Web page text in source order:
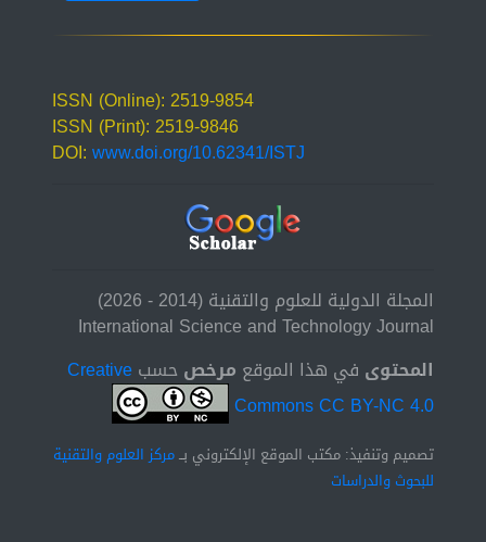
ISSN (Online): 2519-9854
ISSN (Print): 2519-9846
DOI:www.doi.org/10.62341/ISTJ
المجلة الدولية للعلوم والتقنية (2014 - 2026)
International Science and Technology Journal
المحتوى في هذا الموقع مرخصحسبCreative
Commons CC BY-NC 4.0
تصميم وتنفيذ: مكتب الموقع الإلكتروني بــمركز العلوم والتقنية
للبحوث والدراسات